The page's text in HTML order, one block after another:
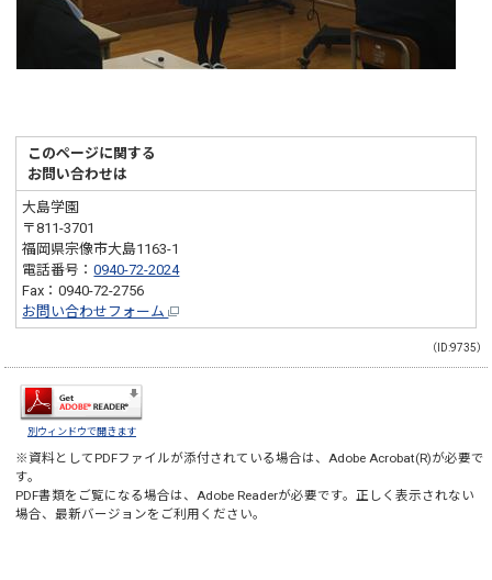
このページに関する
お問い合わせは
大島学園
〒811-3701
福岡県宗像市大島1163-1
電話番号：0940-72-2024
Fax：0940-72-2756
お問い合わせフォーム
（ID:9735）
別ウィンドウで開きます
※資料としてPDFファイルが添付されている場合は、 Adobe Acrobat(R)が必要で
す。
PDF書類をご覧になる場合は、 Adobe Readerが必要です。正しく表示されない
場合、最新バージョンをご利用ください。